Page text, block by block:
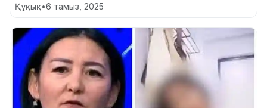
Құқық•6 тамыз, 2025